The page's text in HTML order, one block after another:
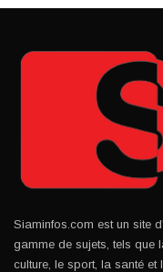
Siaminfos.com est un site
gamme de sujets, tels que
culture, le sport, la santé et